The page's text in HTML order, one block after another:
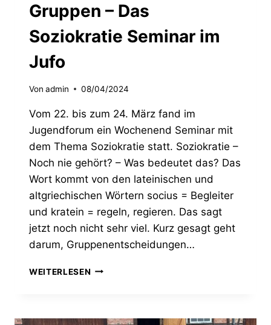
Gruppen – Das
Soziokratie Seminar im
Jufo
Von admin 08/04/2024
Vom 22. bis zum 24. März fand im
Jugendforum ein Wochenend Seminar mit
dem Thema Soziokratie statt. Soziokratie –
Noch nie gehört? – Was bedeutet das? Das
Wort kommt von den lateinischen und
altgriechischen Wörtern socius = Begleiter
und kratein = regeln, regieren. Das sagt
jetzt noch nicht sehr viel. Kurz gesagt geht
darum, Gruppenentscheidungen…
WEITERLESENENTSCHEIDUNGSFINDUNG
DAS